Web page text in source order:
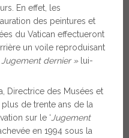
En effet, les
des peintures et
du Vatican effectueront
un voile reproduisant
Jugement dernier »lui-
Directrice des Musées et
de trente ans de la
sur le ‘ Jugement
en 1994 sous la